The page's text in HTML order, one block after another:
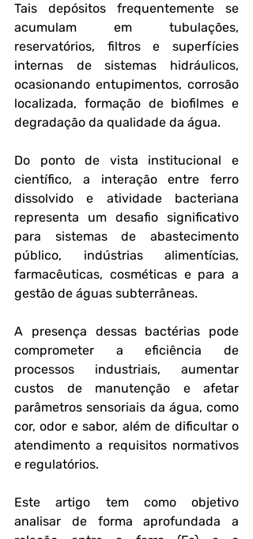
Tais depósitos frequentemente se
acumulam em tubulações,
reservatórios, filtros e superfícies
internas de sistemas hidráulicos,
ocasionando entupimentos, corrosão
localizada, formação de biofilmes e
degradação da qualidade da água.
Do ponto de vista institucional e
científico, a interação entre ferro
dissolvido e atividade bacteriana
representa um desafio significativo
para sistemas de abastecimento
público, indústrias alimentícias,
farmacêuticas, cosméticas e para a
gestão de águas subterrâneas.
A presença dessas bactérias pode
comprometer a eficiência de
processos industriais, aumentar
custos de manutenção e afetar
parâmetros sensoriais da água, como
cor, odor e sabor, além de dificultar o
atendimento a requisitos normativos
e regulatórios.
Este artigo tem como objetivo
analisar de forma aprofundada a